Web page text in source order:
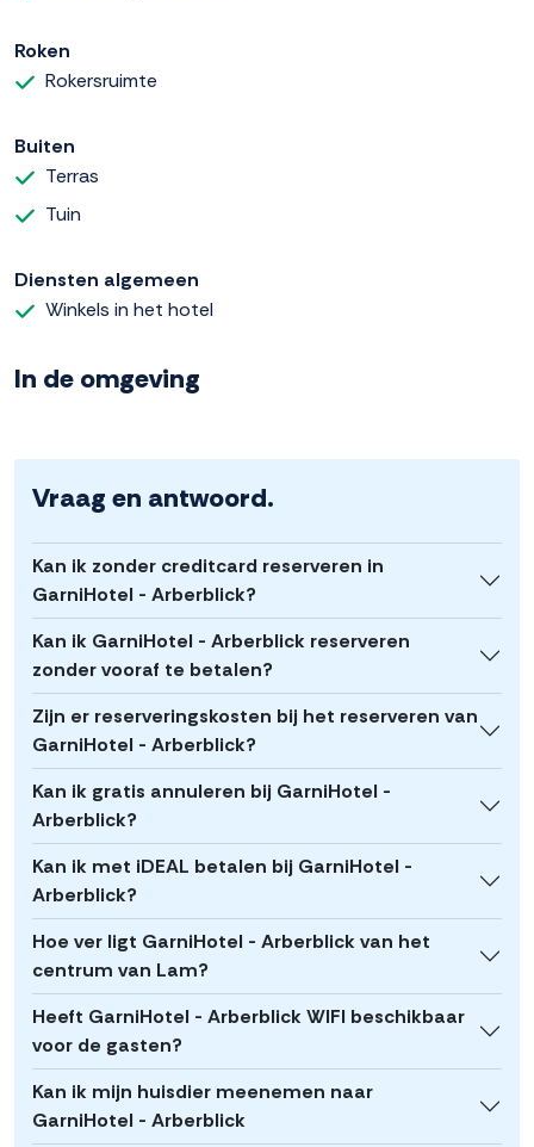
Roken
Rokersruimte
Buiten
Terras
Tuin
Diensten algemeen
Winkels in het hotel
In de omgeving
Vraag en antwoord.
Kan ik zonder creditcard reserveren in
GarniHotel - Arberblick?
Kan ik GarniHotel - Arberblick reserveren
zonder vooraf te betalen?
Zijn er reserveringskosten bij het reserveren van
GarniHotel - Arberblick?
Kan ik gratis annuleren bij GarniHotel -
Arberblick?
Kan ik met iDEAL betalen bij GarniHotel -
Arberblick?
Hoe ver ligt GarniHotel - Arberblick van het
centrum van Lam?
Heeft GarniHotel - Arberblick WIFI beschikbaar
voor de gasten?
Kan ik mijn huisdier meenemen naar
GarniHotel - Arberblick